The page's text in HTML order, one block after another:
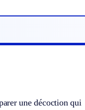
une décoction qui